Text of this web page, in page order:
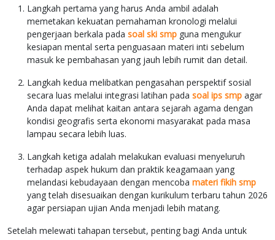
Langkah pertama yang harus Anda ambil adalah
memetakan kekuatan pemahaman kronologi melalui
pengerjaan berkala pada soal ski smp guna mengukur
kesiapan mental serta penguasaan materi inti sebelum
masuk ke pembahasan yang jauh lebih rumit dan detail.
Langkah kedua melibatkan pengasahan perspektif sosial
secara luas melalui integrasi latihan pada soal ips smp agar
Anda dapat melihat kaitan antara sejarah agama dengan
kondisi geografis serta ekonomi masyarakat pada masa
lampau secara lebih luas.
Langkah ketiga adalah melakukan evaluasi menyeluruh
terhadap aspek hukum dan praktik keagamaan yang
melandasi kebudayaan dengan mencoba materi fikih smp
yang telah disesuaikan dengan kurikulum terbaru tahun 2026
agar persiapan ujian Anda menjadi lebih matang.
Setelah melewati tahapan tersebut, penting bagi Anda untuk